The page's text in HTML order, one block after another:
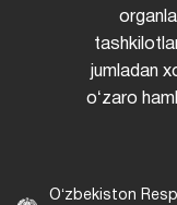
jumladan
oʻzaro
Oʻzbekiston